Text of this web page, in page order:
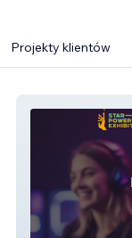
Projekty klientów